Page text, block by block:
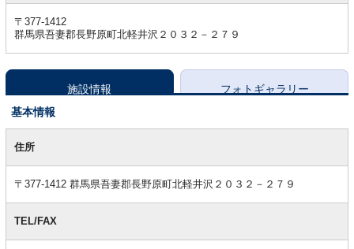
〒377-1412
群馬県吾妻郡長野原町北軽井沢２０３２－２７９
施設情報
フォトギャラリー
基本情報
本住所
〒377-1412 群馬県吾妻郡長野原町北軽井沢２０３２－２７９
TEL/FAX